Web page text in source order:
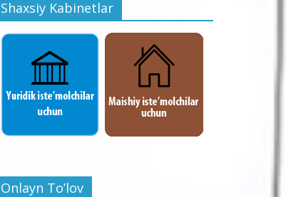
Shaxsiy Kabinetlar
Onlayn To’lov